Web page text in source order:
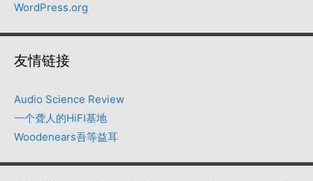
WordPress.org
友情链接
Audio Science Review
一个聋人的HiFI基地
Woodenears吾等益耳